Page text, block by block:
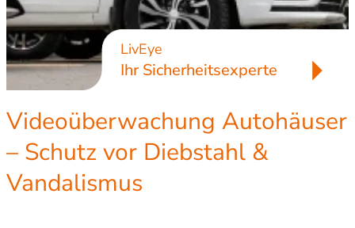
LivEye
Ihr Sicherheitsexperte
Videoüberwachung Autohäuser
– Schutz vor Diebstahl &
Vandalismus